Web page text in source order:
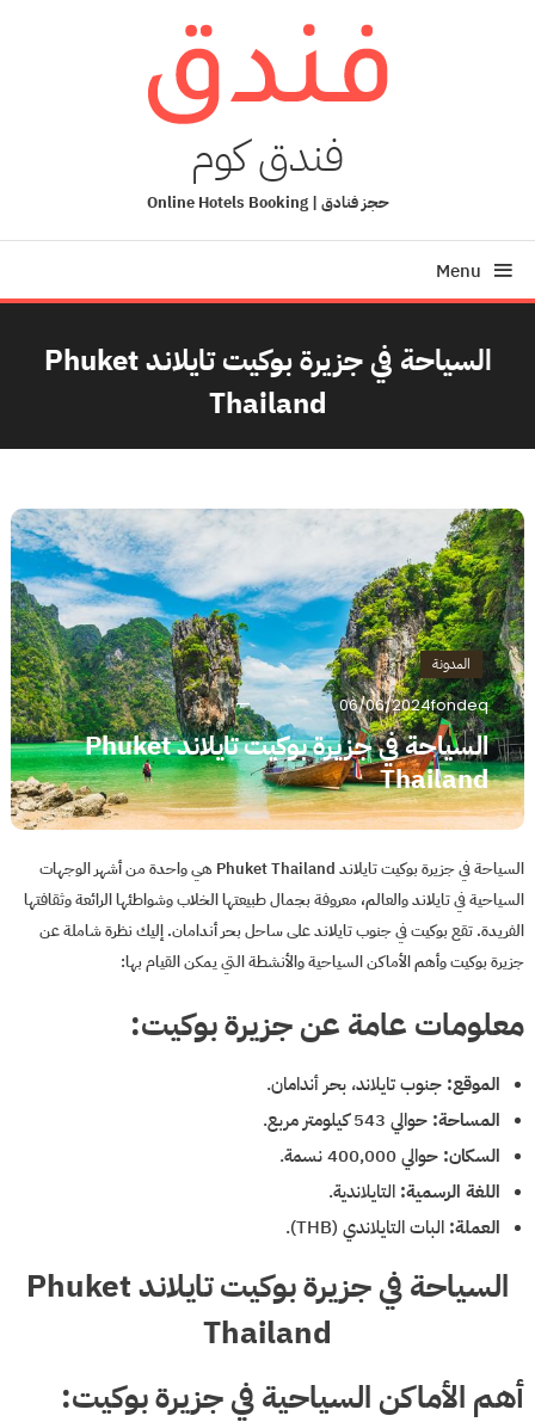
فندق كوم
حجز فنادق | Online Hotels Booking
Menu
السياحة في جزيرة بوكيت تايلاند Phuket
Thailand
المدونة
06/06/2024fondeq
السياحة في جزيرة بوكيت تايلاند Phuket
Thailand
السياحة في جزيرة بوكيت تايلاند Phuket Thailand هي واحدة من أشهر الوجهات
السياحية في تايلاند والعالم، معروفة بجمال طبيعتها الخلاب وشواطئها الرائعة وثقافتها
الفريدة. تقع بوكيت في جنوب تايلاند على ساحل بحر أندامان. إليك نظرة شاملة عن
جزيرة بوكيت وأهم الأماكن السياحية والأنشطة التي يمكن القيام بها:
معلومات عامة عن جزيرة بوكيت:
الموقع: جنوب تايلاند، بحر أندامان.
المساحة: حوالي 543 كيلومتر مربع.
السكان: حوالي 400,000 نسمة.
اللغة الرسمية: التايلاندية.
العملة: البات التايلاندي (THB).
السياحة في جزيرة بوكيت تايلاند Phuket
Thailand
أهم الأماكن السياحية في جزيرة بوكيت: